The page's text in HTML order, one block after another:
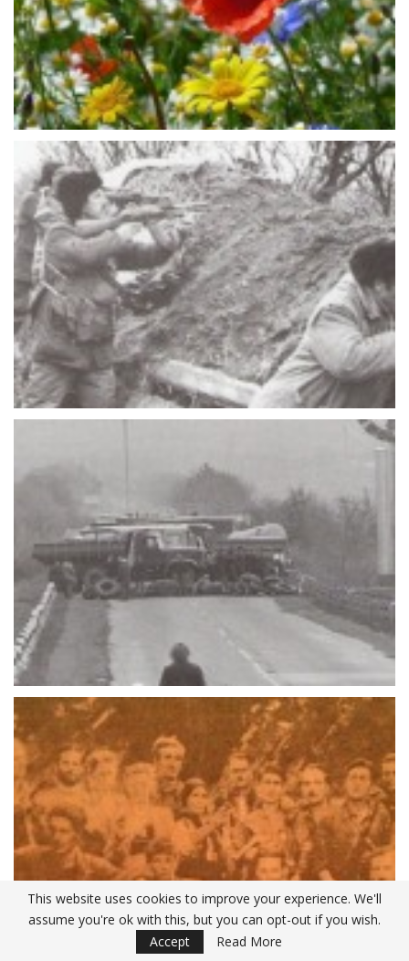
This website uses cookies to improve your experience. We'll
assume you're ok with this, but you can opt-out if you wish.
Accept
Read More